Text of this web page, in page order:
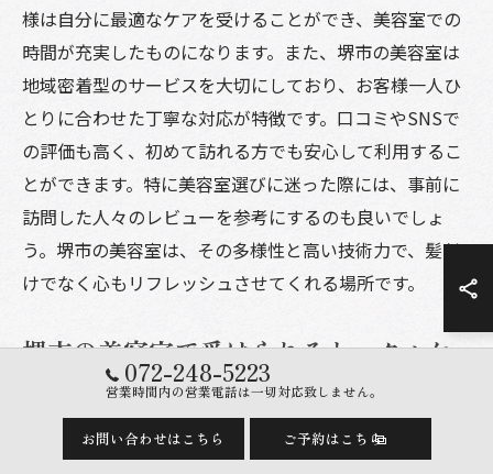
様は自分に最適なケアを受けることができ、美容室での
時間が充実したものになります。また、堺市の美容室は
地域密着型のサービスを大切にしており、お客様一人ひ
とりに合わせた丁寧な対応が特徴です。口コミやSNSで
の評価も高く、初めて訪れる方でも安心して利用するこ
とができます。特に美容室選びに迷った際には、事前に
訪問した人々のレビューを参考にするのも良いでしょ
う。堺市の美容室は、その多様性と高い技術力で、髪だ
けでなく心もリフレッシュさせてくれる場所です。
堺市の美容室で受けられるトータルケ
アメニュー
堺市の美容室では、単なるカットやカラーリングだけで
なく、トータルケアメニューが充実しています。例え
072-248-5223
営業時間内の営業電話は一切対応致しません。
お問い合わせはこちら ご予約はこちら